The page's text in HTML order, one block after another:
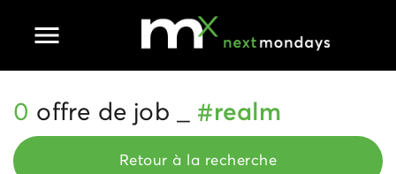
Ouvrir le menu principal
0 offre de job _ #realm
Retour à la recherche